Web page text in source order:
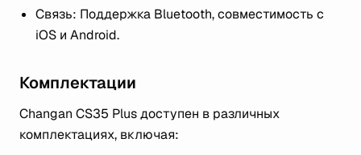
Связь: Поддержка Bluetooth, совместимость с
iOS и Android​​.
Комплектации
Changan CS35 Plus доступен в различных
комплектациях, включая: